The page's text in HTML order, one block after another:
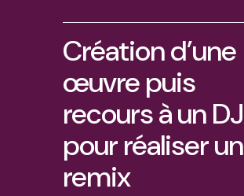
Création d’une
œuvre puis
recours à un DJ
pour réaliser un
remix